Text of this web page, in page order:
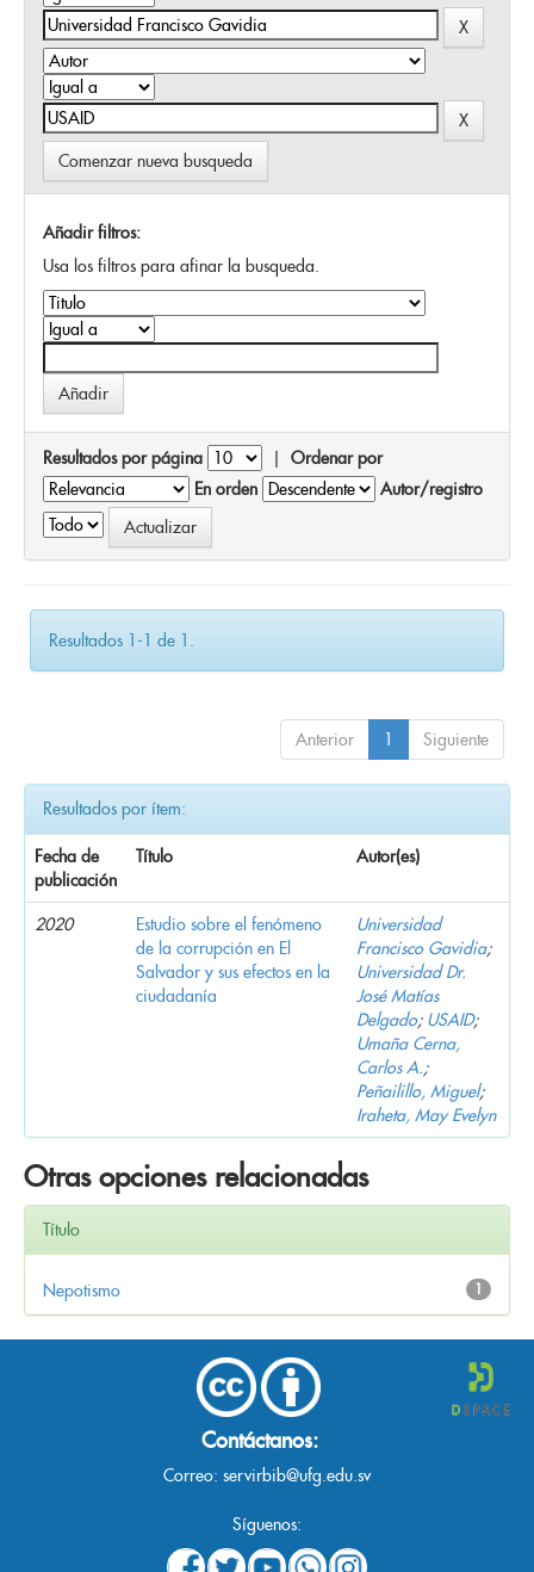
Comenzar nueva busqueda
Añadir filtros:
Usa los filtros para afinar la busqueda.
Resultados por página | Ordenar por
En orden
Autor/registro
Resultados 1-1 de 1.
Anterior 1 Siguiente
Resultados por ítem:
Fecha de
publicación
Título Autor(es)
2020
Estudio sobre el fenómeno
de la corrupción en El
Salvador y sus efectos en la
ciudadanía
Universidad
Francisco Gavidia;
Universidad Dr.
José Matías
Delgado; USAID;
Umaña Cerna,
Carlos A.;
Peñailillo, Miguel;
Iraheta, May Evelyn
Otras opciones relacionadas
Título
1
Nepotismo
Contáctanos:
Correo: servirbib@ufg.edu.sv
Síguenos: